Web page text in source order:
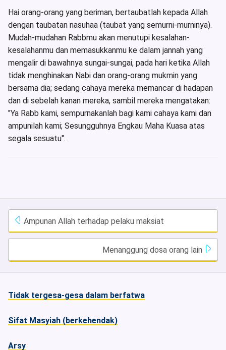
Hai orang-orang yang beriman, bertaubatlah kepada Allah
dengan taubatan nasuhaa (taubat yang semurni-murninya).
Mudah-mudahan Rabbmu akan menutupi kesalahan-
kesalahanmu dan memasukkanmu ke dalam jannah yang
mengalir di bawahnya sungai-sungai, pada hari ketika Allah
tidak menghinakan Nabi dan orang-orang mukmin yang
bersama dia; sedang cahaya mereka memancar di hadapan
dan di sebelah kanan mereka, sambil mereka mengatakan:
"Ya Rabb kami, sempurnakanlah bagi kami cahaya kami dan
ampunilah kami; Sesungguhnya Engkau Maha Kuasa atas
segala sesuatu".
Ampunan Allah terhadap pelaku maksiat
Menanggung dosa orang lain
Tidak tergesa-gesa dalam berfatwa
Sifat Masyiah (berkehendak)
Arsy